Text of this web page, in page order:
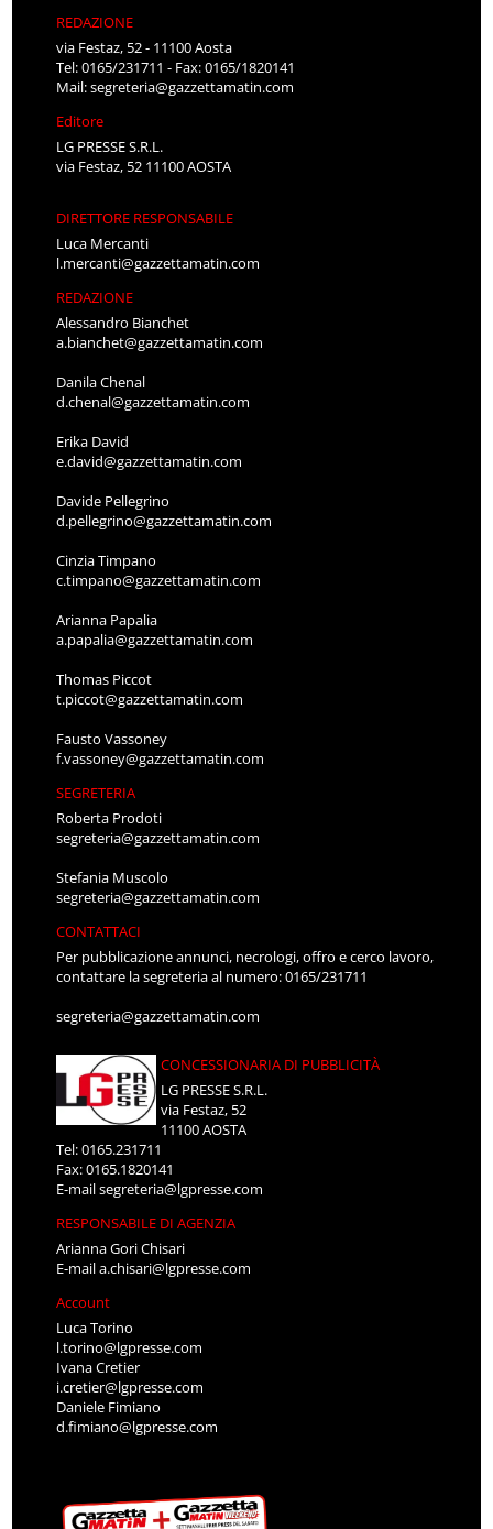
REDAZIONE
via Festaz, 52 - 11100 Aosta
Tel: 0165/231711 - Fax: 0165/1820141
Mail:segreteria@gazzettamatin.com
Editore
LG PRESSE S.R.L.
via Festaz, 52 11100 AOSTA
DIRETTORE RESPONSABILE
Luca Mercanti
l.mercanti@gazzettamatin.com
REDAZIONE
Alessandro Bianchet
a.bianchet@gazzettamatin.com
Danila Chenal
d.chenal@gazzettamatin.com
Erika David
e.david@gazzettamatin.com
Davide Pellegrino
d.pellegrino@gazzettamatin.com
Cinzia Timpano
c.timpano@gazzettamatin.com
Arianna Papalia
a.papalia@gazzettamatin.com
Thomas Piccot
t.piccot@gazzettamatin.com
Fausto Vassoney
f.vassoney@gazzettamatin.com
SEGRETERIA
Roberta Prodoti
segreteria@gazzettamatin.com
Stefania Muscolo
segreteria@gazzettamatin.com
CONTATTACI
Per pubblicazione annunci, necrologi, offro e cerco lavoro,
contattare la segreteria al numero: 0165/231711
segreteria@gazzettamatin.com
CONCESSIONARIA DI PUBBLICITÀ
LG PRESSE S.R.L.
via Festaz, 52
11100 AOSTA
Tel: 0165.231711
Fax: 0165.1820141
E-mailsegreteria@lgpresse.com
RESPONSABILE DI AGENZIA
Arianna Gori Chisari
E-maila.chisari@lgpresse.com
Account
Luca Torino
l.torino@lgpresse.com
Ivana Cretier
i.cretier@lgpresse.com
Daniele Fimiano
d.fimiano@lgpresse.com